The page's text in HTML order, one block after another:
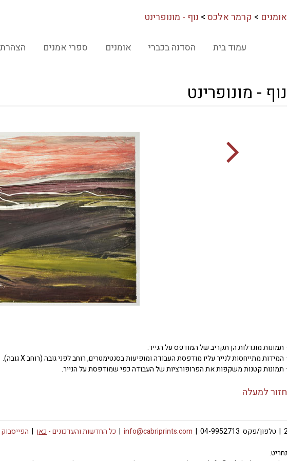
אומנים > קרמר אלכס> נוף - מונופרינט
ספרי אמנים אומנים הסדנה בכברי עמוד בית
נוף - מונופרינט
· תמונות מוגדלות הן תקריב של המודפס על הנייר.
· המידות מתייחסות לנייר עליו מודפסת העבודה ומופיעות בסנטימטרים, רוחב לפני גובה (רוחב X גובה).
· תמונות קטנות משקפות את הפרופורציות של העבודה כפי שמודפסת על הנייר.
חזור למעלה
info@cabriprints.com
| כל החדשות והעדכונים - כאן |